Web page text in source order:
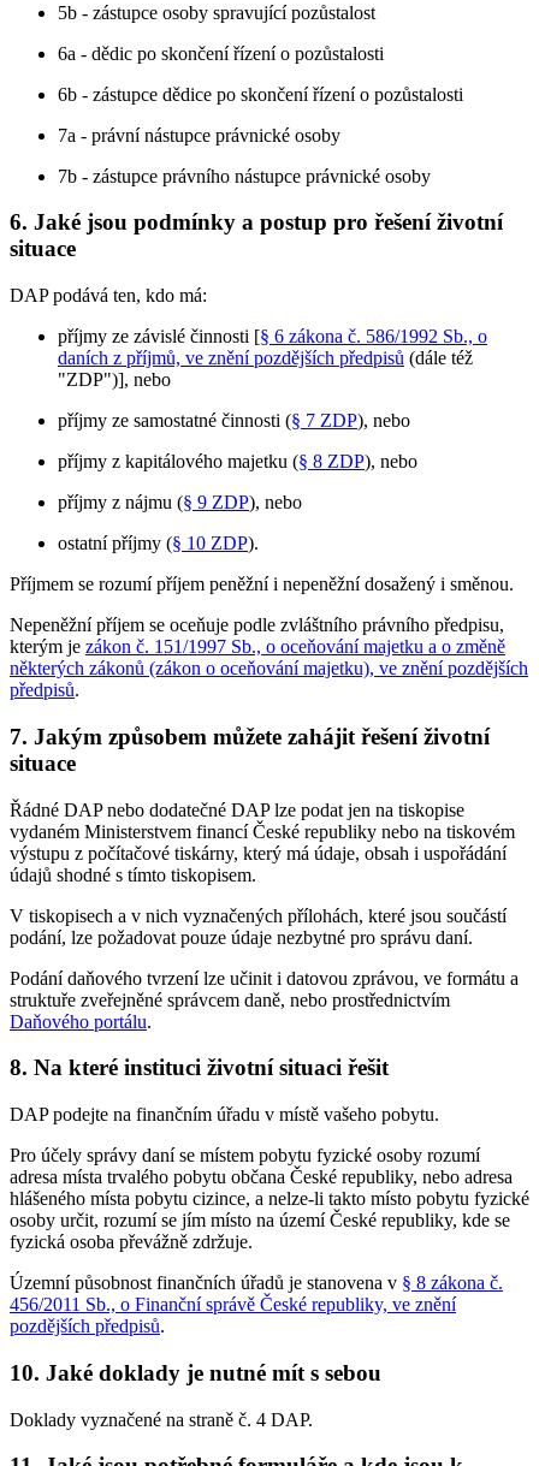
5b - zástupce osoby spravující pozůstalost
6a - dědic po skončení řízení o pozůstalosti
6b - zástupce dědice po skončení řízení o pozůstalosti
7a - právní nástupce právnické osoby
7b - zástupce právního nástupce právnické osoby
6. Jaké jsou podmínky a postup pro řešení životní
situace
DAP podává ten, kdo má:
příjmy ze závislé činnosti [§ 6 zákona č. 586/1992 Sb., o
daních z příjmů, ve znění pozdějších předpisů (dále též
"ZDP")], nebo
příjmy ze samostatné činnosti (§ 7 ZDP), nebo
příjmy z kapitálového majetku (§ 8 ZDP), nebo
příjmy z nájmu (§ 9 ZDP), nebo
ostatní příjmy (§ 10 ZDP).
Příjmem se rozumí příjem peněžní i nepeněžní dosažený i směnou.
Nepeněžní příjem se oceňuje podle zvláštního právního předpisu,
kterým je zákon č. 151/1997 Sb., o oceňování majetku a o změně
některých zákonů (zákon o oceňování majetku), ve znění pozdějších
předpisů.
7. Jakým způsobem můžete zahájit řešení životní
situace
Řádné DAP nebo dodatečné DAP lze podat jen na tiskopise
vydaném Ministerstvem financí České republiky nebo na tiskovém
výstupu z počítačové tiskárny, který má údaje, obsah i uspořádání
údajů shodné s tímto tiskopisem.
V tiskopisech a v nich vyznačených přílohách, které jsou součástí
podání, lze požadovat pouze údaje nezbytné pro správu daní.
Podání daňového tvrzení lze učinit i datovou zprávou, ve formátu a
struktuře zveřejněné správcem daně, nebo prostřednictvím
Daňového portálu.
8. Na které instituci životní situaci řešit
DAP podejte na finančním úřadu v místě vašeho pobytu.
Pro účely správy daní se místem pobytu fyzické osoby rozumí
adresa místa trvalého pobytu občana České republiky, nebo adresa
hlášeného místa pobytu cizince, a nelze-li takto místo pobytu fyzické
osoby určit, rozumí se jím místo na území České republiky, kde se
fyzická osoba převážně zdržuje.
Územní působnost finančních úřadů je stanovena v § 8 zákona č.
456/2011 Sb., o Finanční správě České republiky, ve znění
pozdějších předpisů.
10. Jaké doklady je nutné mít s sebou
Doklady vyznačené na straně č. 4 DAP.